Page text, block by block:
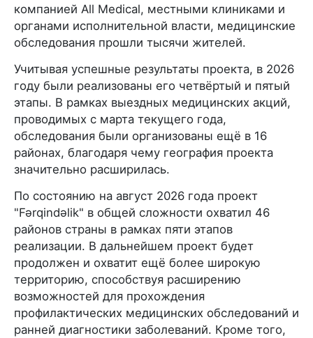
компанией All Medical, местными клиниками и
органами исполнительной власти, медицинские
обследования прошли тысячи жителей.
Учитывая успешные результаты проекта, в 2026
году были реализованы его четвёртый и пятый
этапы. В рамках выездных медицинских акций,
проводимых с марта текущего года,
обследования были организованы ещё в 16
районах, благодаря чему география проекта
значительно расширилась.
По состоянию на август 2026 года проект
"Fərqindəlik" в общей сложности охватил 46
районов страны в рамках пяти этапов
реализации. В дальнейшем проект будет
продолжен и охватит ещё более широкую
территорию, способствуя расширению
возможностей для прохождения
профилактических медицинских обследований и
ранней диагностики заболеваний. Кроме того,